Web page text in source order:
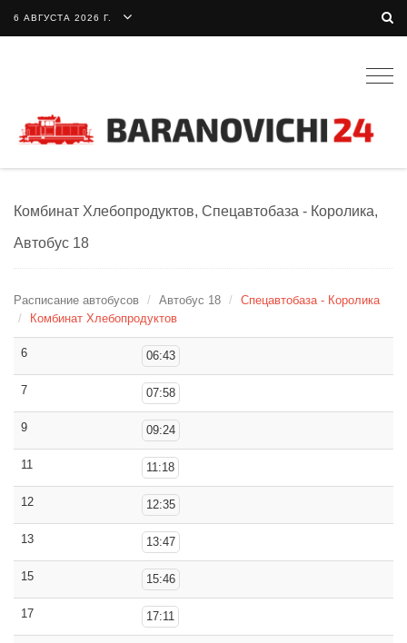
6 АВГУСТА 2026 Г.
Комбинат Хлебопродуктов, Спецавтобаза - Королика,
Автобус 18
Расписание автобусов Автобус 18
Спецавтобаза - Королика
Комбинат Хлебопродуктов
6 06:43
7 07:58
9 09:24
11 11:18
12 12:35
13 13:47
15 15:46
17 17:11